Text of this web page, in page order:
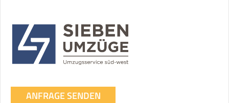
ANFRAGE SENDEN